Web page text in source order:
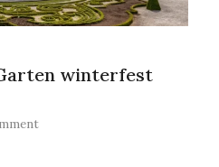
winterfest
on